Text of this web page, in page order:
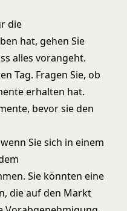
die
hat, gehen Sie
alles vorangeht.
Tag. Fragen Sie, ob
erhalten hat.
bevor sie den
Sie sich in einem
Sie könnten eine
die auf den Markt